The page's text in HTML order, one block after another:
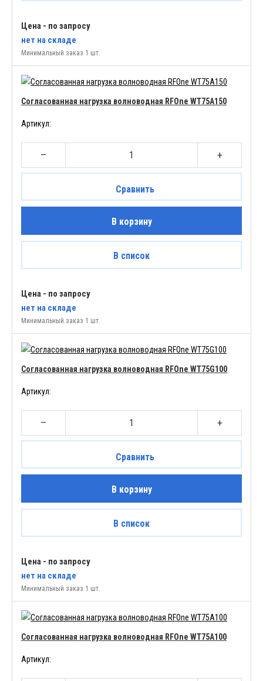
Минимальный заказ 1 шт.
Цена - по запросу
нет на складе
Согласованная нагрузка волноводная RFOne WT75A150
Артикул:
– +
Минимальный заказ 1 шт.
Сравнить
В корзину
В список
Цена - по запросу
нет на складе
Согласованная нагрузка волноводная RFOne WT75G100
Артикул:
– +
Минимальный заказ 1 шт.
Сравнить
В корзину
В список
Цена - по запросу
нет на складе
Согласованная нагрузка волноводная RFOne WT75A100
Артикул: